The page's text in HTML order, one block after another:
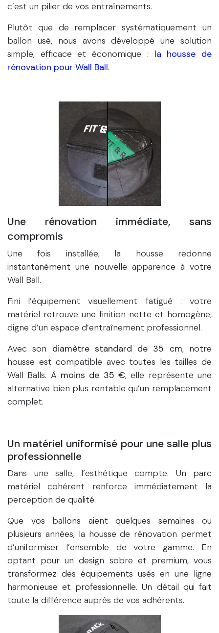
c’est un pilier de vos entraînements.
Plutôt que de remplacer systématiquement un
ballon usé, nous avons développé une solution
simple, efficace et économique : la housse de
rénovation pour Wall Ball.
Une rénovation immédiate, sans
compromis
Une fois installée, la housse redonne
instantanément une nouvelle apparence à votre
Wall Ball.
Fini l’équipement visuellement fatigué : votre
matériel retrouve une finition nette et homogène,
digne d’un espace d’entraînement professionnel.
Avec son diamètre standard de 35 cm, notre
housse est compatible avec toutes les tailles de
Wall Balls. À moins de 35 €, elle représente une
alternative bien plus rentable qu’un remplacement
complet.
Un matériel uniformisé pour une salle plus
professionnelle
Dans une salle, l’esthétique compte. Un parc
matériel cohérent renforce immédiatement la
perception de qualité.
Que vos ballons aient quelques semaines ou
plusieurs années, la housse de rénovation permet
d’uniformiser l’ensemble de votre gamme. En
optant pour un design sobre et premium, vous
transformez des équipements usés en une ligne
harmonieuse et professionnelle. Un détail qui fait
toute la différence auprès de vos adhérents.